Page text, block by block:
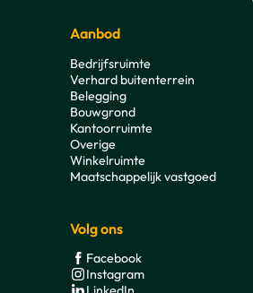
Aanbod
Bedrijfsruimte
Verhard buitenterrein
Belegging
Bouwgrond
Kantoorruimte
Overige
Winkelruimte
Maatschappelijk vastgoed
Volg ons
Facebook
Instagram